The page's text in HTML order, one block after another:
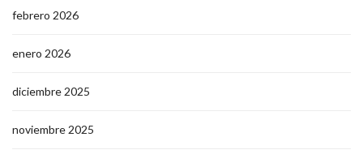
febrero 2026
enero 2026
diciembre 2025
noviembre 2025